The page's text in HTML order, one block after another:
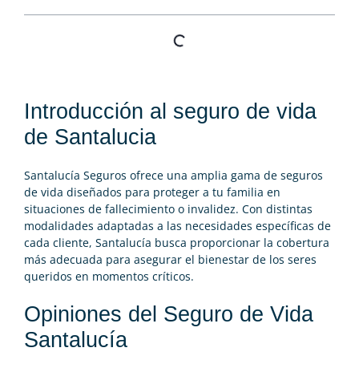
Introducción al seguro de vida
de Santalucia
Santalucía Seguros ofrece una amplia gama de seguros
de vida diseñados para proteger a tu familia en
situaciones de fallecimiento o invalidez. Con distintas
modalidades adaptadas a las necesidades específicas de
cada cliente, Santalucía busca proporcionar la cobertura
más adecuada para asegurar el bienestar de los seres
queridos en momentos críticos.
Opiniones del Seguro de Vida
Santalucía